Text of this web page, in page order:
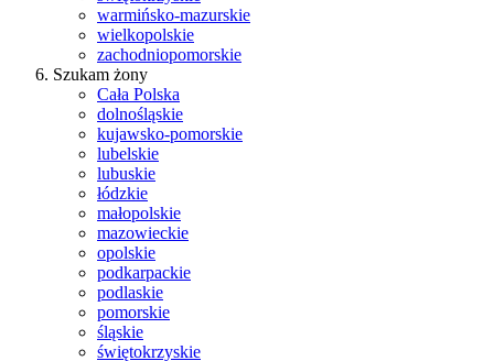
warmińsko-mazurskie
wielkopolskie
zachodniopomorskie
Szukam żony
Cała Polska
dolnośląskie
kujawsko-pomorskie
lubelskie
lubuskie
łódzkie
małopolskie
mazowieckie
opolskie
podkarpackie
podlaskie
pomorskie
śląskie
świętokrzyskie